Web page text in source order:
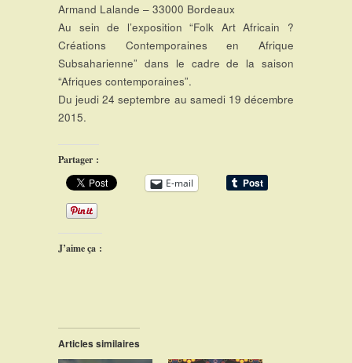
Armand Lalande – 33000 Bordeaux
Au sein de l’exposition “Folk Art Africain ?
Créations Contemporaines en Afrique
Subsaharienne” dans le cadre de la saison
“Afriques contemporaines”.
Du jeudi 24 septembre au samedi 19 décembre
2015.
Partager :
E-mail
J’aime ça :
Articles similaires